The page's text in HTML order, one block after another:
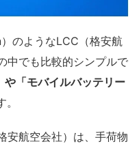
のようなLCC（格安航
中でも比較的シンプルで
や「モバイルバッテリー
安航空会社）は、手荷物